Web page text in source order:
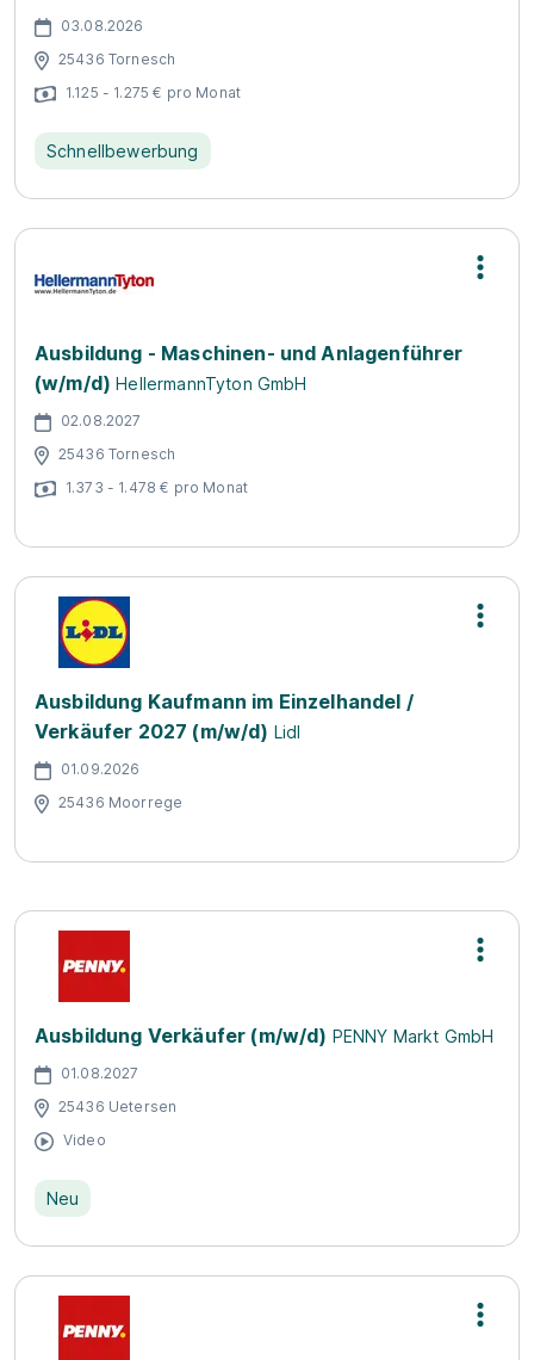
03.08.2026
25436 Tornesch
1.125 - 1.275 € pro Monat
Schnellbewerbung
Ausbildung - Maschinen- und Anlagenführer
(w/m/d) HellermannTyton GmbH
02.08.2027
25436 Tornesch
1.373 - 1.478 € pro Monat
Ausbildung Kaufmann im Einzelhandel /
Verkäufer 2027 (m/w/d) Lidl
01.09.2026
25436 Moorrege
Ausbildung Verkäufer (m/w/d) PENNY Markt GmbH
01.08.2027
25436 Uetersen
Video
Neu